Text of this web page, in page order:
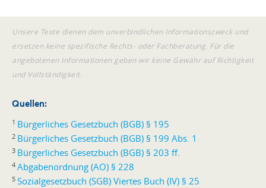
Unsere Texte dienen dem unverbindlichen Informationszweck und
ersetzen keine spezifische Rechts- oder Fachberatung. Für die
angebotenen Informationen geben wir keine Gewähr auf Richtigkeit
und Vollständigkeit.
Quellen:
1 Bürgerliches Gesetzbuch (BGB) § 195
2 Bürgerliches Gesetzbuch (BGB) § 199 Abs. 1
3 Bürgerliches Gesetzbuch (BGB) § 203 ff.
4 Abgabenordnung (AO) § 228
5 Sozialgesetzbuch (SGB) Viertes Buch (IV) § 25